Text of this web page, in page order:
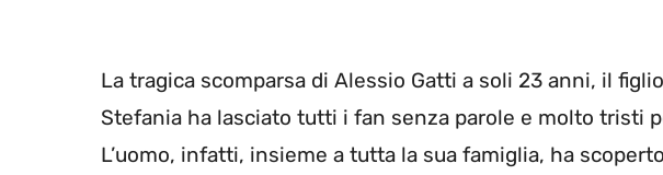
La tragica scomparsa di Alessio Gatti a soli 23 anni, il
Stefania ha lasciato tutti i fan senza parole e molto tristi
L’uomo, infatti, insieme a tutta la sua famiglia, ha